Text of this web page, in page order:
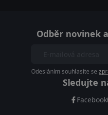
Odběr novinek
Odesláním souhlasíte se
Sledujte
Facebook